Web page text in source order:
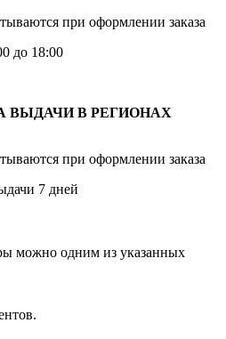
при оформлении заказа
до 18:00
ВЫДАЧИ В РЕГИОНАХ
при оформлении заказа
7 дней
можно одним из указанных